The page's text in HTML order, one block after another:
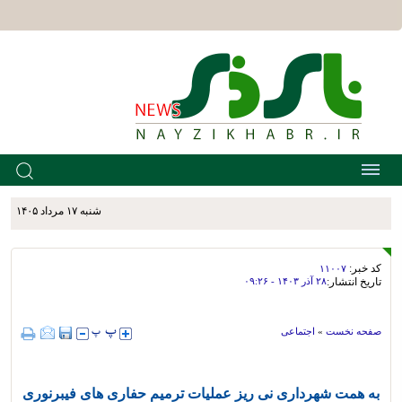
شنبه ۱۷ مرداد ۱۴۰۵
کد خبر: ۱۱۰۰۷
تاریخ انتشار:۲۸ آذر ۱۴۰۳ - ۰۹:۲۶
صفحه نخست » اجتماعی
به همت شهرداری نی ریز عملیات ترمیم حفاری های فیبرنوری